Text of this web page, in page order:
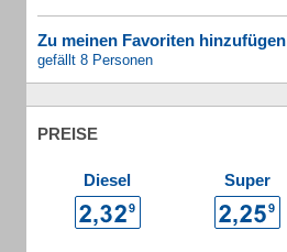
Zu meinen Favoriten hinzufügen
gefällt 8 Personen
PREISE
Diesel Super